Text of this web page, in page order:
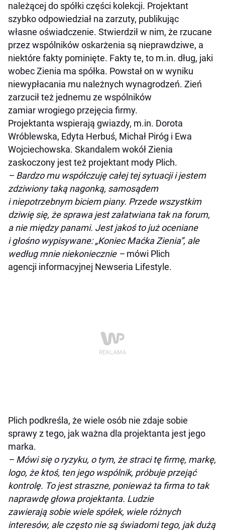
należącej do spółki części kolekcji. Projektant
szybko odpowiedział na zarzuty, publikując
własne oświadczenie. Stwierdził w nim, że rzucane
przez wspólników oskarżenia są nieprawdziwe, a
niektóre fakty pominięte. Fakty te, to m.in. dług, jaki
wobec Zienia ma spółka. Powstał on w wyniku
niewypłacania mu należnych wynagrodzeń. Zień
zarzucił też jednemu ze wspólników
zamiar wrogiego przejęcia firmy.
Projektanta wspierają gwiazdy, m.in. Dorota
Wróblewska, Edyta Herbuś, Michał Piróg i Ewa
Wojciechowska. Skandalem wokół Zienia
zaskoczony jest też projektant mody Plich.
– Bardzo mu współczuję całej tej sytuacji i jestem
zdziwiony taką nagonką, samosądem
i niepotrzebnym biciem piany. Przede wszystkim
dziwię się, że sprawa jest załatwiana tak na forum,
a nie między panami. Jest jakoś to już oceniane
i głośno wypisywane: „Koniec Maćka Zienia”, ale
według mnie niekoniecznie – mówi Plich
agencji informacyjnej Newseria Lifestyle.
Plich podkreśla, że wiele osób nie zdaje sobie
sprawy z tego, jak ważna dla projektanta jest jego
marka.
– Mówi się o ryzyku, o tym, że straci tę firmę, markę,
logo, że ktoś, ten jego wspólnik, próbuje przejąć
kontrolę. To jest straszne, ponieważ ta firma to tak
naprawdę głowa projektanta. Ludzie
zawierają sobie wiele spółek, wiele różnych
interesów, ale często nie są świadomi tego, jak dużą